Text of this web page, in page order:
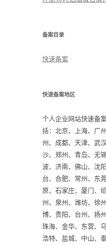
备案目录
快速备案
快速备案地区
个人企业网站快速备
括：北京、上海、广
州、成都、天津、武
沙、郑州、青岛、无
波、济南、佛山、沈
台、合肥、常州、东
原、石家庄、厦门、
州、泉州、潍坊、徐
博、贵阳、台州、扬
珠海、金华、东营、
浩特、盐城、中山、